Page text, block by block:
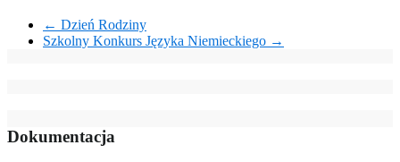
← Dzień Rodziny
Szkolny Konkurs Języka Niemieckiego →
Dokumentacja